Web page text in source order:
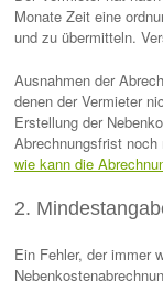
Monate Zeit eine
und zu übermitteln.
Ausnahmen der
denen der Vermieter
Erstellung der
Abrechnungsfrist
wie kann die
2.
Ein Fehler, der immer